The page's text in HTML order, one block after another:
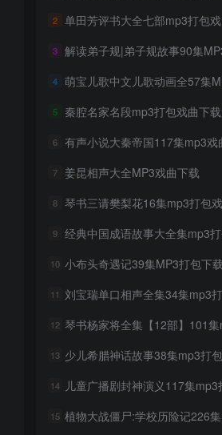
2 单田芳评书大全七部mp3打包
3 解读弟子规|弟子规故事90集
4 萌宝儿歌中文儿歌动画全57集MP4格
5 秦腔名家名段mp3打包戏曲下
6 有声小说大秦帝国117集mp3戏
7 姜昆相声大全MP3戏曲下载
8 琴书三请樊梨花16集mp3打包
9 经典中国成语故事大全集mp3
10 小布头奇遇记39集MP3打包下载
11 刘宝瑞单口相声全集34集mp3打包
12 琴书杨家将全集【12部】101集mp3打包
13 少儿希腊神话故事38集mp3打
14 儿童广播剧封神演义117集mp3
15 植物大战僵尸:学校历险记226集mp3